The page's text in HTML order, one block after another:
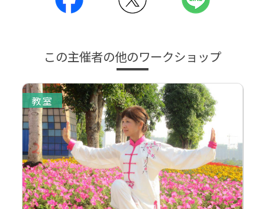
この主催者の他のワークショップ
教室